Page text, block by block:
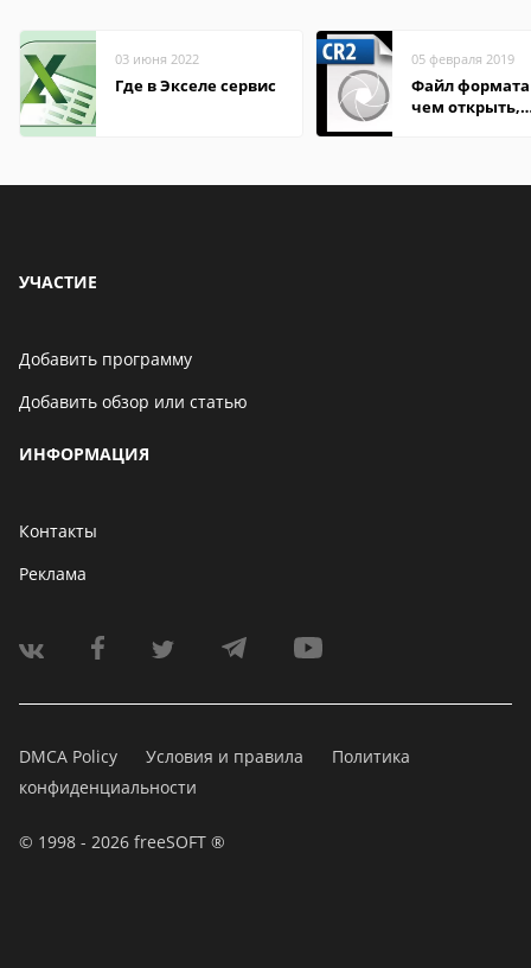
03 июня 2022
Где в Экселе сервис
05 февраля 2019
Файл формата
чем открыть,
УЧАСТИЕ
Добавить программу
Добавить обзор или статью
ИНФОРМАЦИЯ
Контакты
Реклама
DMCA Policy Условия и правила
Политика
конфиденциальности
© 1998 - 2026 freeSOFT ®